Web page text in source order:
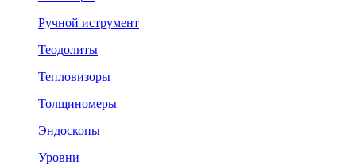
Ручной иструмент
Теодолиты
Тепловизоры
Толщиномеры
Эндоскопы
Уровни